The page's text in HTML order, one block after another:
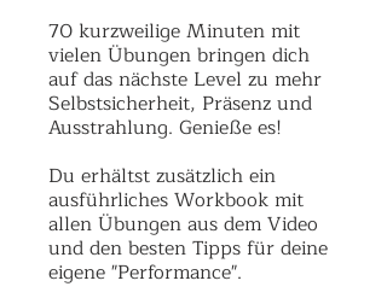
70 kurzweilige Minuten mit
vielen Übungen bringen dich
auf das nächste Level zu mehr
Selbstsicherheit, Präsenz und
Ausstrahlung. Genieße es!
Du erhältst zusätzlich ein
ausführliches Workbook mit
allen Übungen aus dem Video
und den besten Tipps für deine
eigene "Performance".